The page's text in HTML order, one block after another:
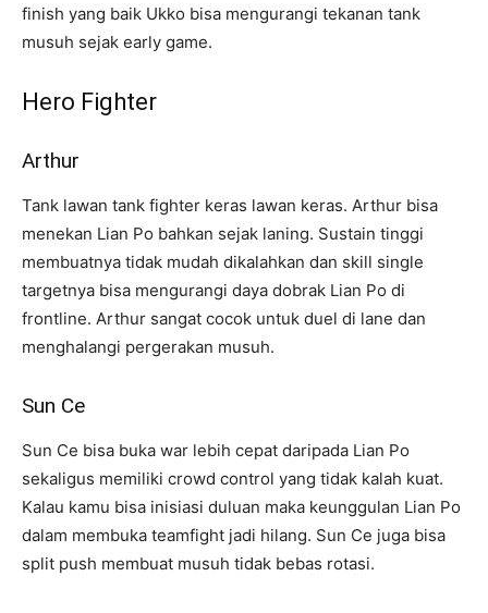
finish yang baik Ukko bisa mengurangi tekanan tank
musuh sejak early game.
Hero Fighter
Arthur
Tank lawan tank fighter keras lawan keras. Arthur bisa
menekan Lian Po bahkan sejak laning. Sustain tinggi
membuatnya tidak mudah dikalahkan dan skill single
targetnya bisa mengurangi daya dobrak Lian Po di
frontline. Arthur sangat cocok untuk duel di lane dan
menghalangi pergerakan musuh.
Sun Ce
Sun Ce bisa buka war lebih cepat daripada Lian Po
sekaligus memiliki crowd control yang tidak kalah kuat.
Kalau kamu bisa inisiasi duluan maka keunggulan Lian Po
dalam membuka teamfight jadi hilang. Sun Ce juga bisa
split push membuat musuh tidak bebas rotasi.